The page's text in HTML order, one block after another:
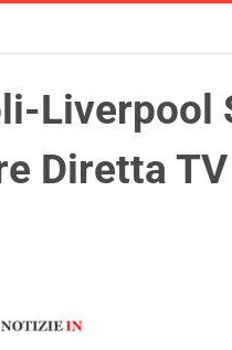
Liverpool
Diretta TV